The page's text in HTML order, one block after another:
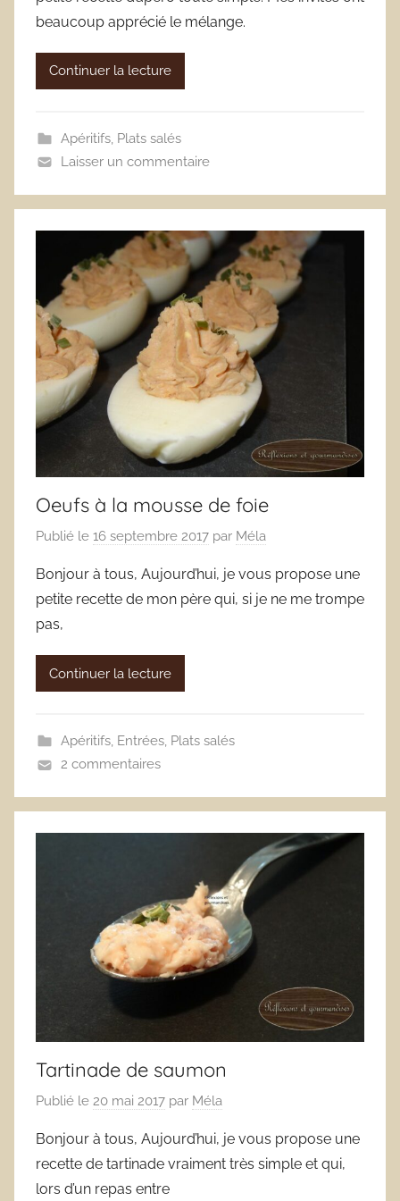
beaucoup apprécié le mélange.
Continuer la lecture
Apéritifs, Plats salés
Laisser un commentaire
Oeufs à la mousse de foie
Publié le 16 septembre 2017 par Méla
Bonjour à tous, Aujourd’hui, je vous propose une
petite recette de mon père qui, si je ne me trompe
pas,
Continuer la lecture
Apéritifs, Entrées, Plats salés
2 commentaires
Tartinade de saumon
Publié le 20 mai 2017 par Méla
Bonjour à tous, Aujourd’hui, je vous propose une
recette de tartinade vraiment très simple et qui,
lors d’un repas entre